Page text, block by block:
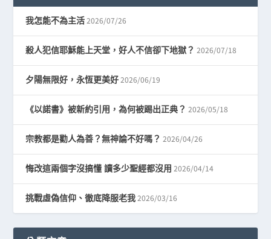
我怎能不為主活 2026/07/26
殺人犯信耶穌能上天堂，好人不信卻下地獄？ 2026/07/18
夕陽無限好，永恆更美好 2026/06/19
《以諾書》被新約引用，為何被踢出正典？ 2026/05/18
宗教都是勸人為善？無神論不好嗎？ 2026/04/26
悔改這兩個字沒搞懂 讀多少聖經都沒用 2026/04/14
挑戰虛偽信仰、徹底降服老我 2026/03/16